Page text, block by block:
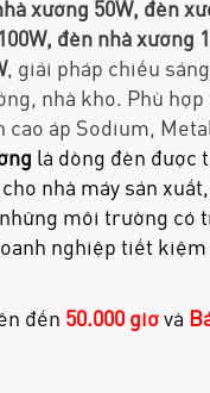
xưởng 50W, đèn
đèn nhà xưởng
, giải pháp chiếu
nhà kho. Phù hợp
cao áp Sodium,
là dòng đèn được
nhà máy sản
môi trường có
nghiệp tiết kiệm
đến 50.000 giờ và